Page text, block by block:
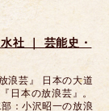
社 ｜ 芸能史・
浪芸』 日本の大道
日本の放浪芸』。
：小沢昭一の放浪